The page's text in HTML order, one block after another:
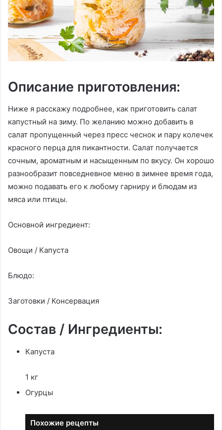
Описание приготовления:
Ниже я расскажу подробнее, как приготовить салат
капустный на зиму. По желанию можно добавить в
салат пропущенный через пресс чеснок и пару колечек
красного перца для пикантности. Салат получается
сочным, ароматным и насыщенным по вкусу. Он хорошо
разнообразит повседневное меню в зимнее время года,
можно подавать его к любому гарниру и блюдам из
мяса или птицы.
Основной ингредиент:
Овощи / Капуста
Блюдо:
Заготовки / Консервация
Состав / Ингредиенты:
Капуста
1 кг
Огурцы
Похожие рецепты